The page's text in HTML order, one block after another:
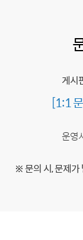
게시
[1:1
운영
※ 문의 시, 문제가